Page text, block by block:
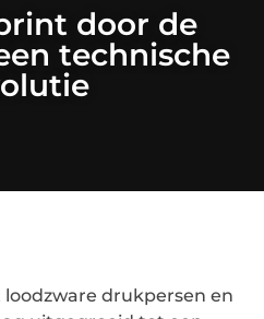
door de
technische
drukpersen en